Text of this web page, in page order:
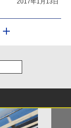
2017年1月13日